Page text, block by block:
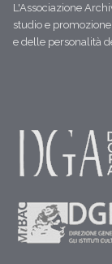
L'Associazione
studio e
e delle personalità